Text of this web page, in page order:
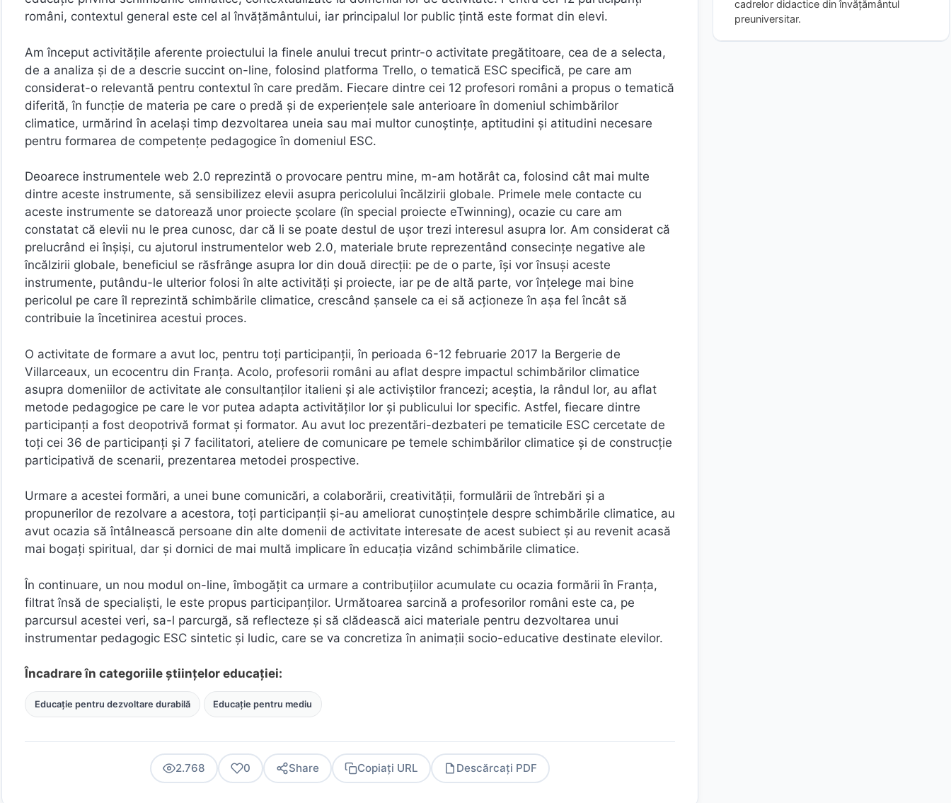
români, contextul general este cel al învățământului, iar principalul lor public țintă este format din elevi.
Am început activitățile aferente proiectului la finele anului trecut printr-o activitate pregătitoare, cea de a selecta,
de a analiza şi de a descrie succint on-line, folosind platforma Trello, o tematică ESC specifică, pe care am
considerat-o relevantă pentru contextul în care predăm. Fiecare dintre cei 12 profesori români a propus o tematică
diferită, în funcție de materia pe care o predă şi de experiențele sale anterioare în domeniul schimbărilor
climatice, urmărind în acelaşi timp dezvoltarea uneia sau mai multor cunoştințe, aptitudini şi atitudini necesare
pentru formarea de competențe pedagogice în domeniul ESC.
Deoarece instrumentele web 2.0 reprezintă o provocare pentru mine, m-am hotărât ca, folosind cât mai multe
dintre aceste instrumente, să sensibilizez elevii asupra pericolului încălzirii globale. Primele mele contacte cu
aceste instrumente se datorează unor proiecte şcolare (în special proiecte eTwinning), ocazie cu care am
constatat că elevii nu le prea cunosc, dar că li se poate destul de uşor trezi interesul asupra lor. Am considerat că
prelucrând ei înşişi, cu ajutorul instrumentelor web 2.0, materiale brute reprezentând consecințe negative ale
încălzirii globale, beneficiul se răsfrânge asupra lor din două direcții: pe de o parte, îşi vor însuşi aceste
instrumente, putându-le ulterior folosi în alte activități şi proiecte, iar pe de altă parte, vor înțelege mai bine
pericolul pe care îl reprezintă schimbările climatice, crescând şansele ca ei să acționeze în aşa fel încât să
contribuie la încetinirea acestui proces.
O activitate de formare a avut loc, pentru toți participanții, în perioada 6-12 februarie 2017 la Bergerie de
Villarceaux, un ecocentru din Franța. Acolo, profesorii români au aflat despre impactul schimbărilor climatice
asupra domeniilor de activitate ale consultanților italieni şi ale activiştilor francezi; aceştia, la rândul lor, au aflat
metode pedagogice pe care le vor putea adapta activităților lor şi publicului lor specific. Astfel, fiecare dintre
participanți a fost deopotrivă format şi formator. Au avut loc prezentări-dezbateri pe tematicile ESC cercetate de
toți cei 36 de participanți şi 7 facilitatori, ateliere de comunicare pe temele schimbărilor climatice şi de construcție
participativă de scenarii, prezentarea metodei prospective.
Urmare a acestei formări, a unei bune comunicări, a colaborării, creativității, formulării de întrebări şi a
propunerilor de rezolvare a acestora, toți participanții şi-au ameliorat cunoştințele despre schimbările climatice, au
avut ocazia să întâlnească persoane din alte domenii de activitate interesate de acest subiect şi au revenit acasă
mai bogați spiritual, dar şi dornici de mai multă implicare în educația vizând schimbările climatice.
În continuare, un nou modul on-line, îmbogățit ca urmare a contribuțiilor acumulate cu ocazia formării în Franța,
filtrat însă de specialişti, le este propus participanților. Următoarea sarcină a profesorilor români este ca, pe
parcursul acestei veri, sa-l parcurgă, să reflecteze şi să clădească aici materiale pentru dezvoltarea unui
instrumentar pedagogic ESC sintetic şi ludic, care se va concretiza în animații socio-educative destinate elevilor.
Încadrare în categoriile științelor educației:
Educație pentru dezvoltare durabilă Educație pentru mediu
2.768 0 Share Copiați URL Descărcați PDF
cadrelor didactice din învățământul
preuniversitar.